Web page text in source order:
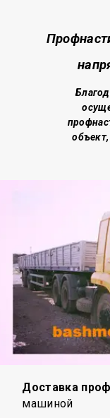
Доставка
машиной